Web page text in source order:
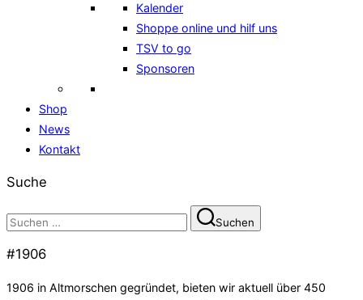
Kalender
Shoppe online und hilf uns
TSV to go
Sponsoren
Shop
News
Kontakt
Suche
Suchen
nach:
Suchen
#1906
1906 in Altmorschen gegründet, bieten wir aktuell über 450